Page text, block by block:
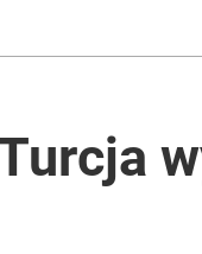
redakcyjnej”
Europa nam go